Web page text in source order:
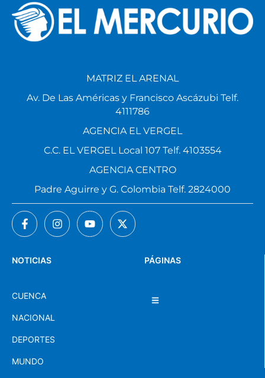
PÁGINAS
NOTICIAS
CUENCA
NACIONAL
DEPORTES
MUNDO
MATRIZ EL ARENAL
Av. De Las Américas y Francisco Ascázubi Telf.
4111786
AGENCIA EL VERGEL
C.C. EL VERGEL Local 107 Telf. 4103554
AGENCIA CENTRO
Padre Aguirre y G. Colombia Telf. 2824000